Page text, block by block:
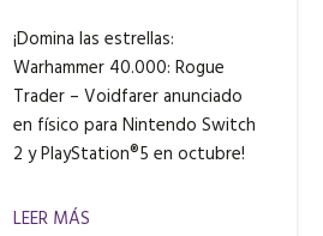
¡Domina las estrellas:
Warhammer 40.000: Rogue
Trader – Voidfarer anunciado
en físico para Nintendo Switch
2 y PlayStation®5 en octubre!
LEER MÁS